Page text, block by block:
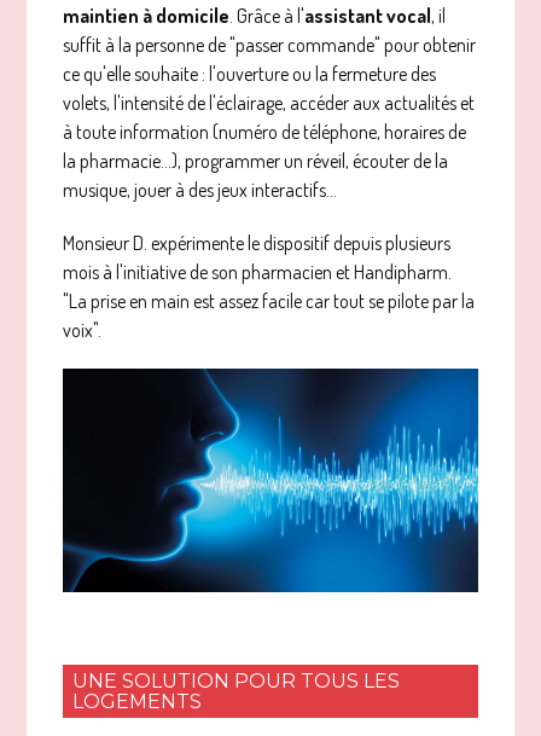
maintien à domicile. Grâce à l'assistant vocal, il
suffit à la personne de "passer commande" pour obtenir
ce qu'elle souhaite : l'ouverture ou la fermeture des
volets, l'intensité de l'éclairage, accéder aux actualités et
à toute information (numéro de téléphone, horaires de
la pharmacie...), programmer un réveil, écouter de la
musique, jouer à des jeux interactifs...
Monsieur D. expérimente le dispositif depuis plusieurs
mois à l'initiative de son pharmacien et Handipharm.
"La prise en main est assez facile car tout se pilote par la
voix".
UNE SOLUTION POUR TOUS LES
LOGEMENTS